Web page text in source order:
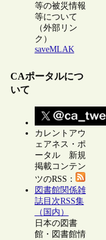
等の被災情報
等について
（外部リン
ク）
saveMLAK
CAポータルにつ
いて
カレントアウ
ェアネス・ポ
ータル 新規
掲載コンテン
ツのRSS：
図書館関係雑
誌目次RSS集
（国内）
日本の図書
館・図書館情